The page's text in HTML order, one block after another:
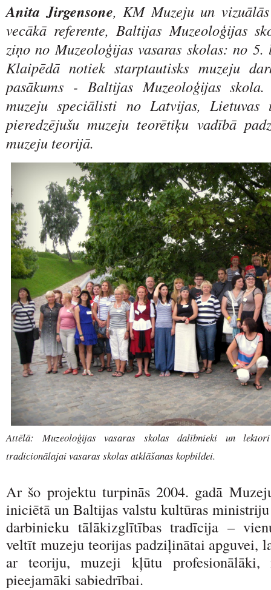
Anita Jirgensone, KM Muzeju un
vecākā referente, Baltijas Muzeoloģijas
ziņo no Muzeoloģijas vasaras skolas: no 5.
Klaipēdā notiek starptautisks muzeju
pasākums - Baltijas Muzeoloģijas
muzeju speciālisti no Latvijas,
pieredzējušu muzeju teorētiķu vadībā
muzeju teorijā.
Attēlā: Muzeoloģijas vasaras skolas dalībnieki un lektori
tradicionālajai vasaras skolas atklāšanas kopbildei.
Ar šo projektu turpinās 2004. gadā
iniciētā un Baltijas valstu kultūras
darbinieku tālākizglītības tradīcija –
veltīt muzeju teorijas padziļinātai apguvei,
ar teoriju, muzeji kļūtu profesionālāki,
pieejamāki sabiedrībai.